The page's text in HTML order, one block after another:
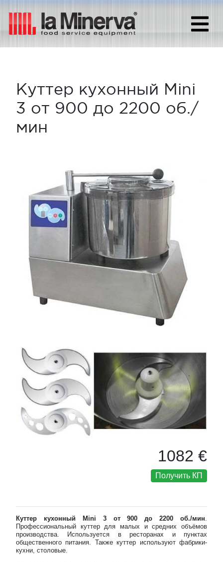
Куттер кухонный Mini
3 от 900 до 2200 об./
мин
1082 €
Получить КП
Куттер кухонный Mini 3 от 900 до 2200 об./мин.
Профессиональный куттер для малых и средних объёмов
производства. Используется в ресторанах и пунктах
общественного питания. Также куттер используют фабрики-
кухни, столовые.